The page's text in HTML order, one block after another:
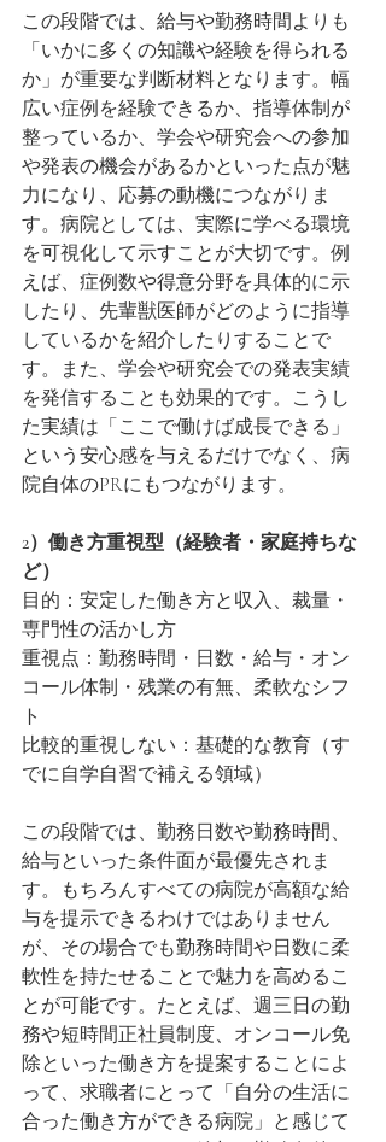
この段階では、給与や勤務時間よりも
「いかに多くの知識や経験を得られる
か」が重要な判断材料となります。幅
広い症例を経験できるか、指導体制が
整っているか、学会や研究会への参加
や発表の機会があるかといった点が魅
力になり、応募の動機につながりま
す。病院としては、実際に学べる環境
を可視化して示すことが大切です。例
えば、症例数や得意分野を具体的に示
したり、先輩獣医師がどのように指導
しているかを紹介したりすることで
す。また、学会や研究会での発表実績
を発信することも効果的です。こうし
た実績は「ここで働けば成長できる」
という安心感を与えるだけでなく、病
院自体のPRにもつながります。
2）働き方重視型（経験者・家庭持ちな
ど）
目的：安定した働き方と収入、裁量・
専門性の活かし方
重視点：勤務時間・日数・給与・オン
コール体制・残業の有無、柔軟なシフ
ト
比較的重視しない：基礎的な教育（す
でに自学自習で補える領域）
この段階では、勤務日数や勤務時間、
給与といった条件面が最優先されま
す。もちろんすべての病院が高額な給
与を提示できるわけではありません
が、その場合でも勤務時間や日数に柔
軟性を持たせることで魅力を高めるこ
とが可能です。たとえば、週三日の勤
務や短時間正社員制度、オンコール免
除といった働き方を提案することによ
って、求職者にとって「自分の生活に
合った働き方ができる病院」と感じて